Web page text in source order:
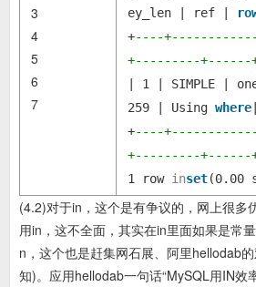
3
4
5
6
7
ey_len | ref |
+----
+---------+------
| 1 | SIMPLE |
259 | Using where
+----
+---------+------
1 row inset(0.00
(4.2)对于in，这个是有争议的，网上很多
用in，这不全面，其实在in里面如果是常
n，这个也是赶集网石展、阿里hellodab
知)。应用hellodab一句话“MySQL用IN效